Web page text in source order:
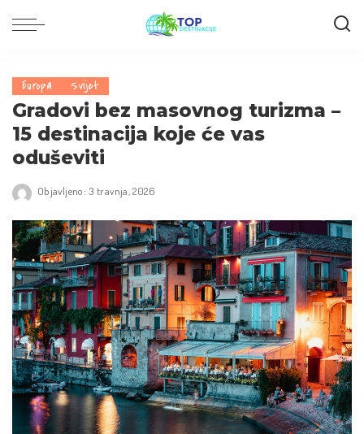
Europa Svijet
Gradovi bez masovnog turizma –
15 destinacija koje će vas
oduševiti
Objavljeno: 3 travnja, 2026